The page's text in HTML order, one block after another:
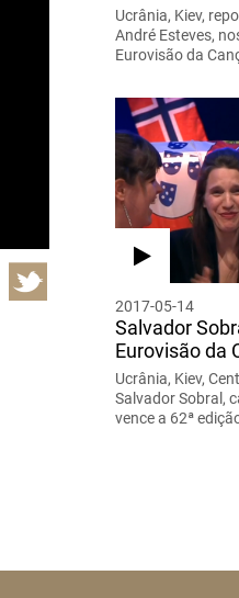
Ucrânia, Kiev,
André Esteves,
Eurovisão da
2017-05-14
Salvador
Eurovisão da
Ucrânia, Kiev,
Salvador Sobral,
vence a 62ª